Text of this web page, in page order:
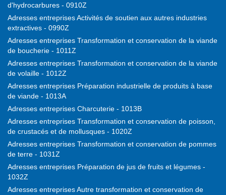
d'hydrocarbures - 0910Z
Adresses entreprises Activités de soutien aux autres industries
extractives - 0990Z
Adresses entreprises Transformation et conservation de la viande
de boucherie - 1011Z
Adresses entreprises Transformation et conservation de la viande
de volaille - 1012Z
Adresses entreprises Préparation industrielle de produits à base
de viande - 1013A
Adresses entreprises Charcuterie - 1013B
Adresses entreprises Transformation et conservation de poisson,
de crustacés et de mollusques - 1020Z
Adresses entreprises Transformation et conservation de pommes
de terre - 1031Z
Adresses entreprises Préparation de jus de fruits et légumes -
1032Z
Adresses entreprises Autre transformation et conservation de